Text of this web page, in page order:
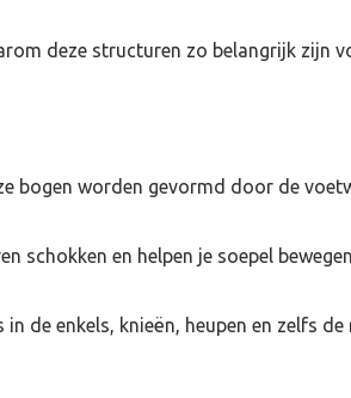
deze structuren zo belangrijk zijn
bogen worden gevormd door de
schokken en helpen je soepel
de enkels, knieën, heupen en zelfs de